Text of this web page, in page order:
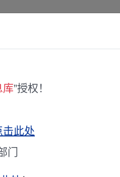
体”“先进个人”评选工作的通知
奖”、第九届理
库”授权！
击此处
门